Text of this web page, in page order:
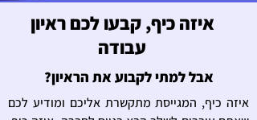
איזה כיף, קבעו לכם ראיון
עבודה
אבל למתי לקבוע את הראיון?
איזה כיף, המגייסת מתקשרת אליכם ומודיע לכם